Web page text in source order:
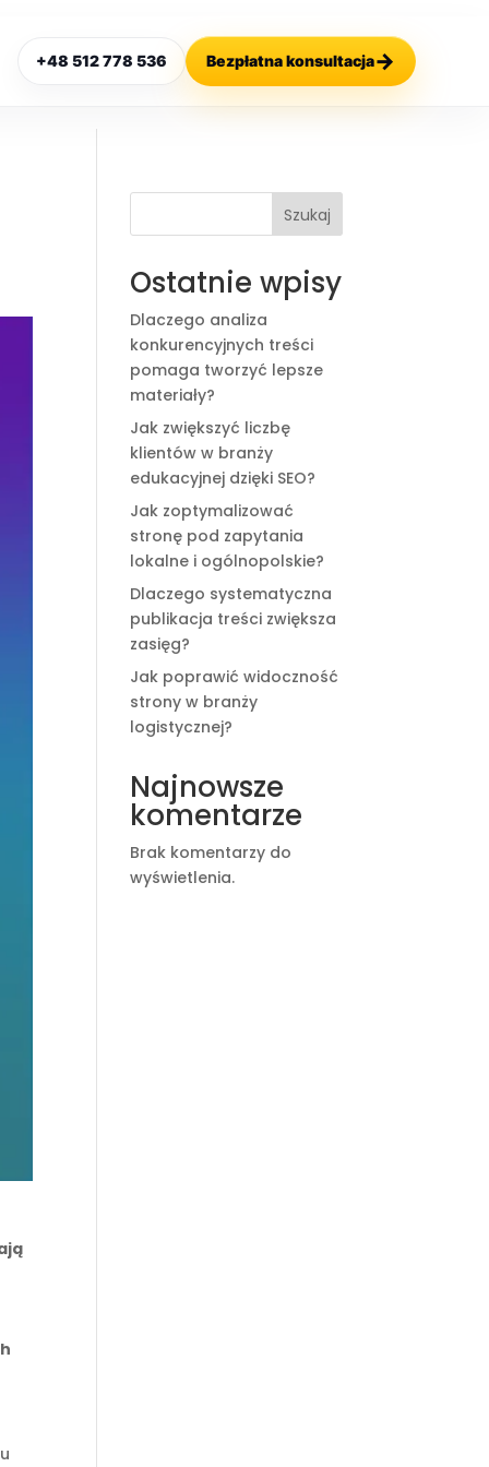
+48 512 778 536 Bezpłatna konsultacja→
Szukaj
Ostatnie wpisy
Dlaczego analiza
konkurencyjnych treści
pomaga tworzyć lepsze
materiały?
Jak zwiększyć liczbę
klientów w branży
edukacyjnej dzięki SEO?
Jak zoptymalizować
stronę pod zapytania
lokalne i ogólnopolskie?
Dlaczego systematyczna
publikacja treści zwiększa
zasięg?
Jak poprawić widoczność
strony w branży
logistycznej?
Najnowsze
komentarze
Brak komentarzy do
wyświetlenia.